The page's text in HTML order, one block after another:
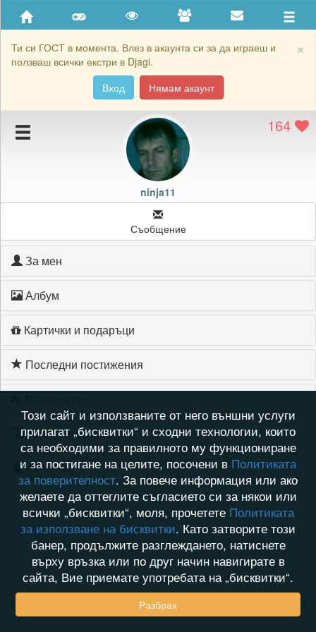
×
Ти си ГОСТ в момента. Влез в акаунта си за да играеш и
ползваш всички екстри в Djagi.
Вход
Нямам акаунт
Приятели
Хронология на игри
Подаръците на ninja11
Картичките на ninja11
164
ninja11
Съобщение
За мен
Албум
Картички и подаръци
Последни постижения
Хронология на игри
Активност
Този сайт и използваните от него външни услуги
прилагат „бисквитки“ и сходни технологии, които
са необходими за правилното му функциониране
и за постигане на целите, посочени в Политиката
за поверителност. За повече информация или ако
желаете да оттеглите съгласието си за някои или
всички „бисквитки“, моля, прочетете Политиката
за използване на бисквитки. Като затворите този
банер, продължите разглеждането, натиснете
върху връзка или по друг начин навигирате в
сайта, Вие приемате употребата на „бисквитки“.
Разбрах